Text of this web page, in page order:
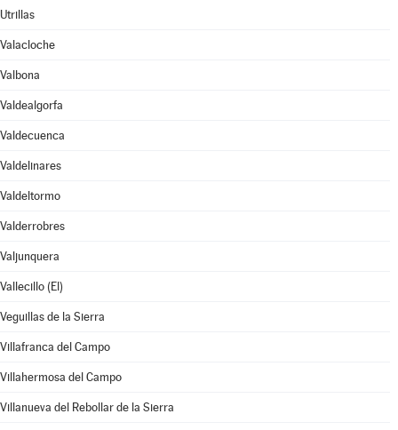
Utrillas
Valacloche
Valbona
Valdealgorfa
Valdecuenca
Valdelinares
Valdeltormo
Valderrobres
Valjunquera
Vallecillo (El)
Veguillas de la Sierra
Villafranca del Campo
Villahermosa del Campo
Villanueva del Rebollar de la Sierra